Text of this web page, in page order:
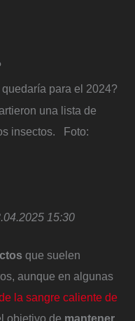
para el 2024?
una lista de
insectos.
Foto:
15:30
que suelen
aunque en algunas
la sangre caliente de
objetivo de mantener